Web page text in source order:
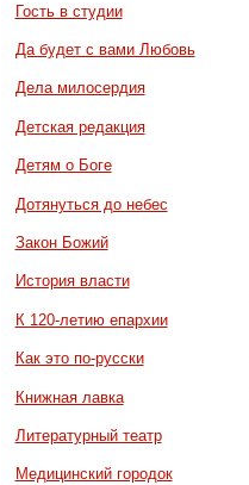
Гость в студии
Да будет с вами Любовь
Дела милосердия
Детская редакция
Детям о Боге
Дотянуться до небес
Закон Божий
История власти
К 120-летию епархии
Как это по-русски
Книжная лавка
Литературный театр
Медицинский городок